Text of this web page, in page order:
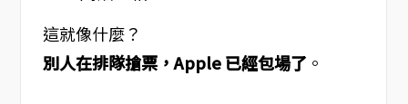
這就像什麼？
別人在排隊搶票，Apple 已經包場了 。